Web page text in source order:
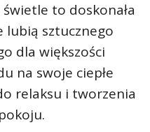
to doskonała
lubią sztucznego
dla większości
na swoje ciepłe
relaksu i tworzenia